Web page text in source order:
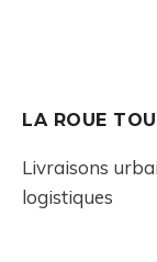
LA ROUE
Livraisons
logistiques